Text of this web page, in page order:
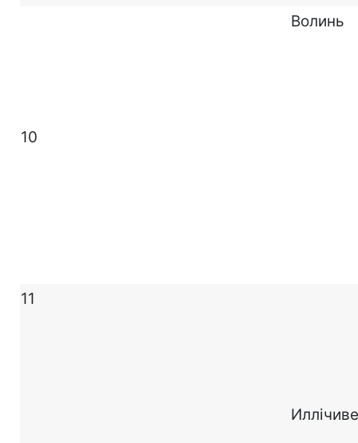
10
Волинь
11